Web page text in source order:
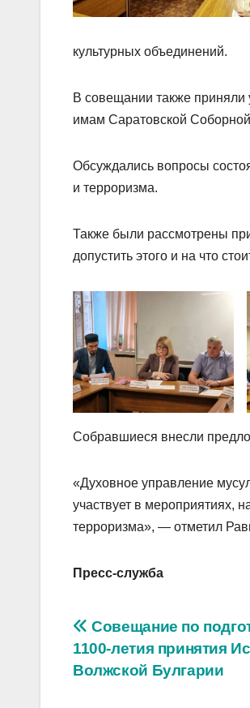
культурных объединений.
В совещании также
имам Саратовской
Обсуждались вопросы
и терроризма.
Также были рассмотрены
допустить этого и на что
Собравшиеся внесли
«Духовное управление
участвует в мероприятиях,
терроризма», — отметил
Пресс-служба
Навигация
по
Совещание по
1100-летия принятия
Волжской Булгарии